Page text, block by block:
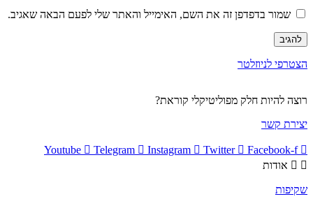
שמור בדפדפן זה את השם, האימייל והאתר שלי לפעם הבאה שאגיב.
הצטרפי לניוזלטר
רוצה להיות חלק מפוליטיקלי קוראת?
יצירת קשר
Youtube Telegram Instagram Twitter
Facebook-f
אודות
שקיפות